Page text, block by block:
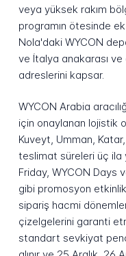
veya yüksek rakım
programın ötesinde
Nola'daki WYCON
ve İtalya anakarası
adreslerini kapsar.
WYCON Arabia
için onaylanan lojistik
Kuveyt, Umman,
teslimat süreleri üç ila
Friday, WYCON Days
gibi promosyon
sipariş hacmi
çizelgelerini garanti
standart sevkiyat